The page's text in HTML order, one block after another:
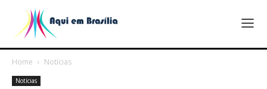
Home Notícias
Notícias